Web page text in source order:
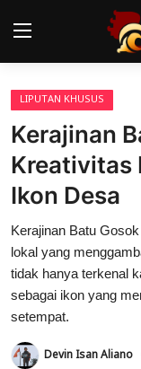
Home
Pura
Desa Adat
Tradisi
Kearifan lokal
Alam Bali
Seni
LIPUTAN KHUSUS
Kerajinan
Kreativitas
Ikon Desa
Kerajinan Batu
lokal yang
tidak hanya terkenal
sebagai ikon yang
setempat.
Devin Isan Aliano